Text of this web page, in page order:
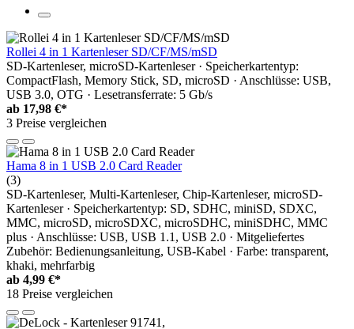
Rollei 4 in 1 Kartenleser SD/CF/MS/mSD
SD-Kartenleser, microSD-Kartenleser · Speicherkartentyp:
CompactFlash, Memory Stick, SD, microSD · Anschlüsse: USB,
USB 3.0, OTG · Lesetransferrate: 5 Gb/s
ab 17,98 €*
3 Preise vergleichen
Hama 8 in 1 USB 2.0 Card Reader
(3)
SD-Kartenleser, Multi-Kartenleser, Chip-Kartenleser, microSD-
Kartenleser · Speicherkartentyp: SD, SDHC, miniSD, SDXC,
MMC, microSD, microSDXC, microSDHC, miniSDHC, MMC
plus · Anschlüsse: USB, USB 1.1, USB 2.0 · Mitgeliefertes
Zubehör: Bedienungsanleitung, USB-Kabel · Farbe: transparent,
khaki, mehrfarbig
ab 4,99 €*
18 Preise vergleichen